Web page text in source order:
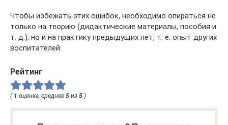
Чтобы избежать этих ошибок, необходимо опираться не
только на теорию (дидактические материалы, пособия и
т. д.), но и на практику предыдущих лет, т. е. опыт других
воспитателей.
Рейтинг
( 1 оценка, среднее 5 из 5 )